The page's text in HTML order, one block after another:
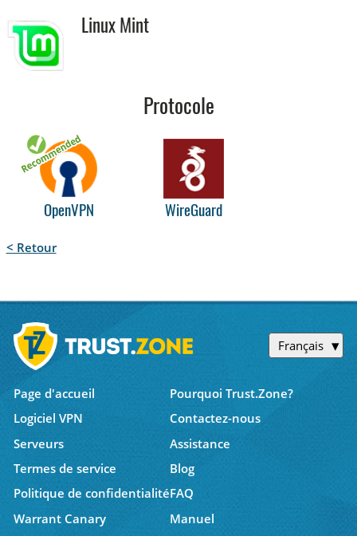
Linux Mint
Protocole
OpenVPN WireGuard
< Retour
Français
Page d'accueil
Pourquoi Trust.Zone?
Logiciel VPN
Contactez-nous
Serveurs
Assistance
Termes de service
Blog
Politique de confidentialitéFAQ
Warrant Canary
Manuel